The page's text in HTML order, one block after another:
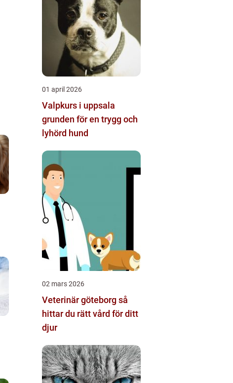
01 april 2026
Valpkurs i uppsala
grunden för en trygg och
lyhörd hund
02 mars 2026
Veterinär göteborg så
hittar du rätt vård för ditt
djur